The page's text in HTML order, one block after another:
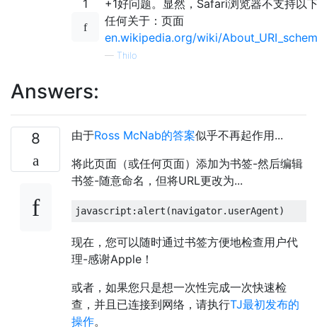
1
+1好问题。显然，Safari浏览器不支持以
任何关于：页面
en.wikipedia.org/wiki/
— Thilo
Answers:
8 由于Ross McNab的答案似乎不再起作用...
将此页面（或任何页面）添加为书签-然后编辑
书签-随意命名，但将URL更改为...
javascript : alert (navigator. userAgent)
现在，您可以随时通过书签方便地检查用户代
理-感谢Apple！
或者，如果您只是想一次性完成一次快速检
查，并且已连接到网络，请执行TJ最初发布的
操作。